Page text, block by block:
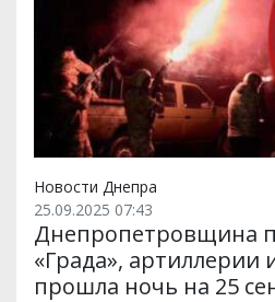
Новости Днепра
25.09.2025 07:43
Днепропетровщина
«Града», артиллерии
прошла ночь на 25